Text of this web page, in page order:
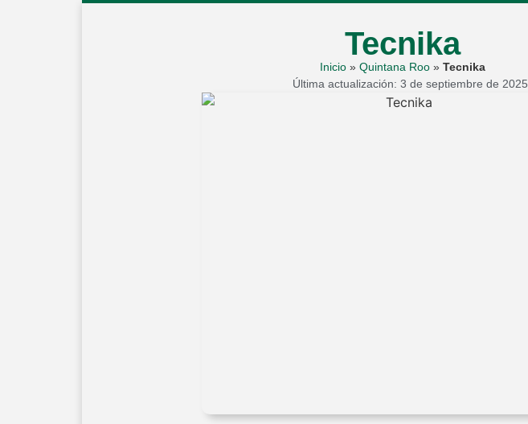
Tecnika
Inicio » Quintana Roo » Tecnika
Última actualización: 3 de septiembre de 2025